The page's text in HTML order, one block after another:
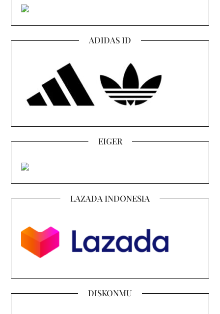
ADIDAS ID
EIGER
LAZADA INDONESIA
DISKONMU